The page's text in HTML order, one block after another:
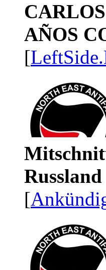
AÑOS
[
Russland
[